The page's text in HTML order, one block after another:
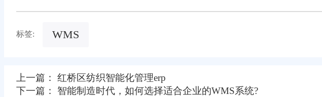
标签: WMS
上一篇： 红桥区纺织智能化管理erp
下一篇： 智能制造时代，如何选择适合企业的WMS系统?